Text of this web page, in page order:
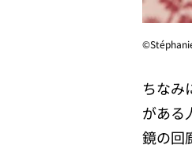
ちなみ
がある
鏡の回